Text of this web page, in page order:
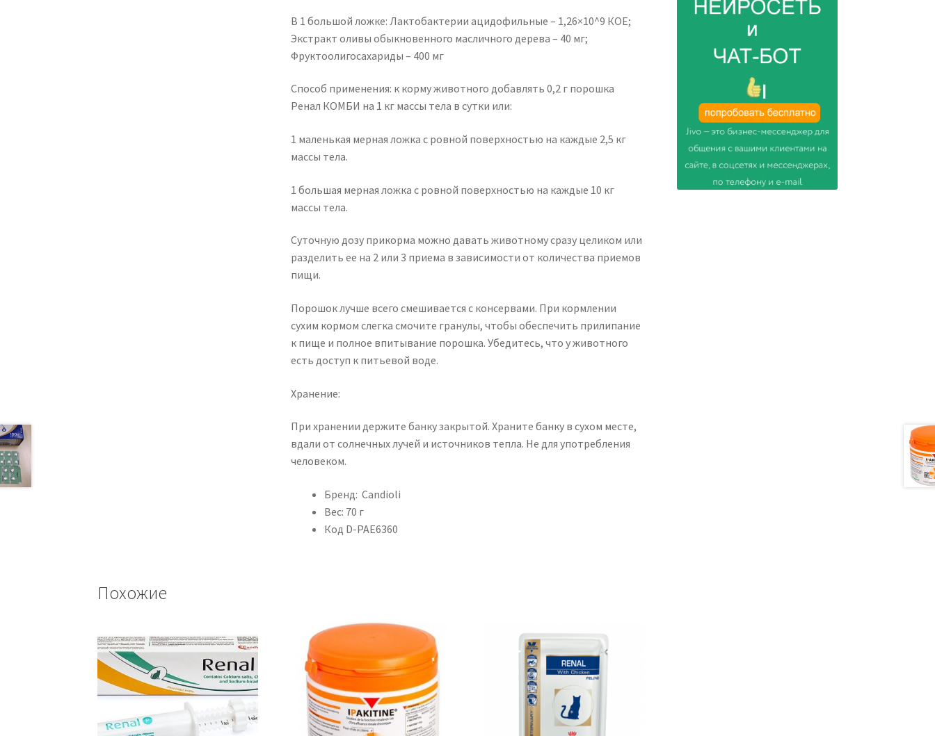
В 1 большой ложке: Лактобактерии ацидофильные – 1,26×10^9 КОЕ;
Экстракт оливы обыкновенного масличного дерева – 40 мг;
Фруктоолигосахариды – 400 мг
Способ применения: к корму животного добавлять 0,2 г порошка
Ренал КОМБИ на 1 кг массы тела в сутки или:
1 маленькая мерная ложка с ровной поверхностью на каждые 2,5 кг
массы тела.
1 большая мерная ложка с ровной поверхностью на каждые 10 кг
массы тела.
Суточную дозу прикорма можно давать животному сразу целиком или
разделить ее на 2 или 3 приема в зависимости от количества приемов
пищи.
Порошок лучше всего смешивается с консервами. При кормлении
сухим кормом слегка смочите гранулы, чтобы обеспечить прилипание
к пище и полное впитывание порошка. Убедитесь, что у животного
есть доступ к питьевой воде.
Хранение:
При хранении держите банку закрытой. Храните банку в сухом месте,
вдали от солнечных лучей и источников тепла. Не для употребления
человеком.
Бренд: Candioli
Вес: 70 г
Код D-PAE6360
Похожие